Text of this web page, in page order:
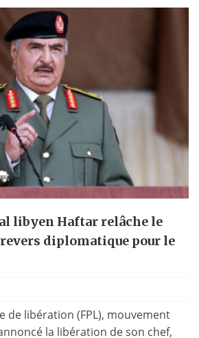
libyen Haftar relâche le
revers diplomatique pour le
de libération (FPL), mouvement
la libération de son chef,